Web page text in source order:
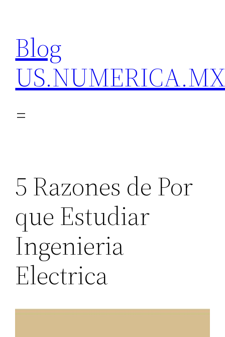
content
Blog
5 Razones de Por
que Estudiar
Ingenieria
Electrica